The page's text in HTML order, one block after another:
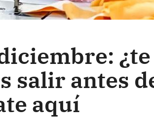
salir antes
aquí